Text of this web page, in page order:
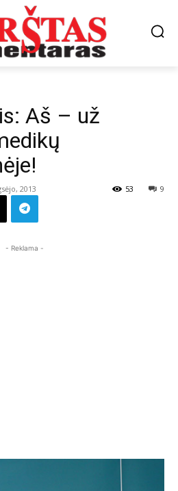
Aš – už
2013 9
53
- Reklama -